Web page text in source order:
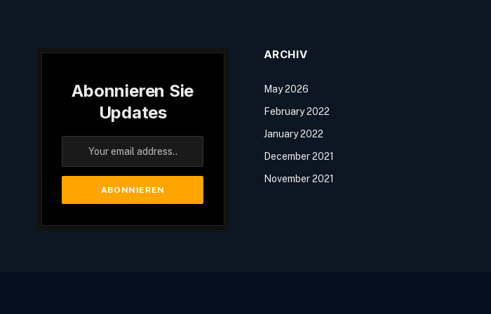
Abonnieren Sie
Updates
ARCHIV
May 2026
February 2022
January 2022
December 2021
November 2021